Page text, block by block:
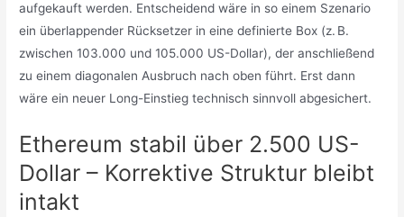
aufgekauft werden. Entscheidend wäre in so einem Szenario
ein überlappender Rücksetzer in eine definierte Box (z. B.
zwischen 103.000 und 105.000 US-Dollar), der anschließend
zu einem diagonalen Ausbruch nach oben führt. Erst dann
wäre ein neuer Long-Einstieg technisch sinnvoll abgesichert.
Ethereum stabil über 2.500 US-
Dollar – Korrektive Struktur bleibt
intakt